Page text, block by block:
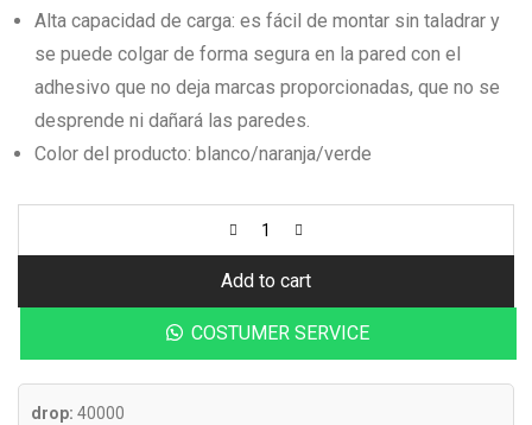
Alta capacidad de carga: es fácil de montar sin taladrar y
se puede colgar de forma segura en la pared con el
adhesivo que no deja marcas proporcionadas, que no se
desprende ni dañará las paredes.
Color del producto: blanco/naranja/verde
Add to cart
COSTUMER SERVICE
drop: 40000